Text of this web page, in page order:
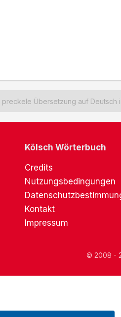
preckele Übersetzung auf Deutsch
Kölsch Wörterbuch
Credits
Nutzungsbedingungen
Kontakt
Impressum
© 2008 -